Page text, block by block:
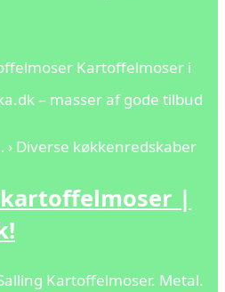
Kartoffelmoser i
– masser af gode tilbud
Diverse køkkenredskaber
|
Kartoffelmoser. Metal.